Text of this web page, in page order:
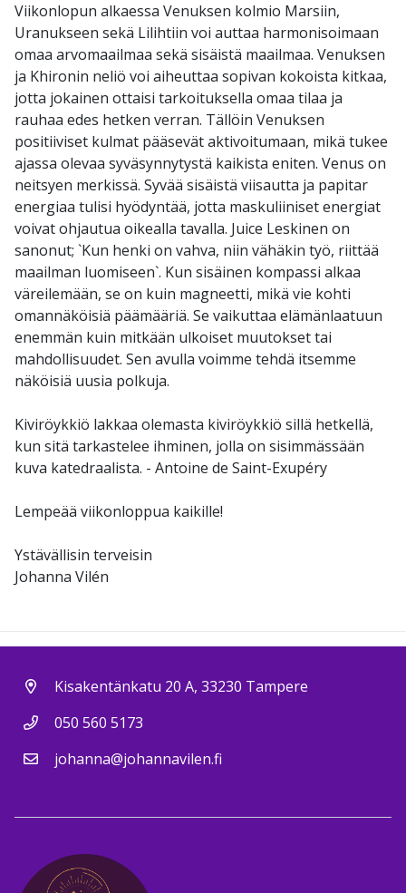
Viikonlopun alkaessa Venuksen kolmio Marsiin,
Uranukseen sekä Lilihtiin voi auttaa harmonisoimaan
omaa arvomaailmaa sekä sisäistä maailmaa. Venuksen
ja Khironin neliö voi aiheuttaa sopivan kokoista kitkaa,
jotta jokainen ottaisi tarkoituksella omaa tilaa ja
rauhaa edes hetken verran. Tällöin Venuksen
positiiviset kulmat pääsevät aktivoitumaan, mikä tukee
ajassa olevaa syväsynnytystä kaikista eniten. Venus on
neitsyen merkissä. Syvää sisäistä viisautta ja papitar
energiaa tulisi hyödyntää, jotta maskuliiniset energiat
voivat ohjautua oikealla tavalla. Juice Leskinen on
sanonut; `Kun henki on vahva, niin vähäkin työ, riittää
maailman luomiseen`. Kun sisäinen kompassi alkaa
väreilemään, se on kuin magneetti, mikä vie kohti
omannäköisiä päämääriä. Se vaikuttaa elämänlaatuun
enemmän kuin mitkään ulkoiset muutokset tai
mahdollisuudet. Sen avulla voimme tehdä itsemme
näköisiä uusia polkuja.
Kiviröykkiö lakkaa olemasta kiviröykkiö sillä hetkellä,
kun sitä tarkastelee ihminen, jolla on sisimmässään
kuva katedraalista. - Antoine de Saint-Exupéry
Lempeää viikonloppua kaikille!
Ystävällisin terveisin
Johanna Vilén
Kisakentänkatu 20 A, 33230 Tampere
050 560 5173
johanna@johannavilen.fi